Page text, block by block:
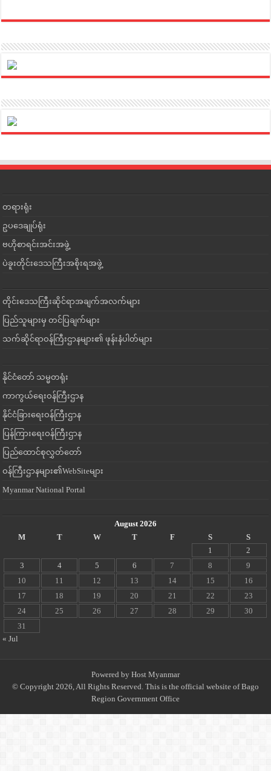
တရားရုံး
ဥပဒေချုပ်ရုံး
ဗဟိုစာရင်းအင်းအဖွဲ့
ပဲခူးတိုင်းဒေသကြီးအစိုးရအဖွဲ့
တိုင်းဒေသကြီးဆိုင်ရာအချက်အလက်များ
ပြည်သူများမှ တင်ပြချက်များ
သက်ဆိုင်ရာဝန်ကြီးဌာနများ၏ ဖုန်းနံပါတ်များ
နိုင်ငံတော် သမ္မတရုံး
ကာကွယ်ရေးဝန်ကြီးဌာန
နိုင်ငံခြားရေးဝန်ကြီးဌာန
ပြန်ကြားရေးဝန်ကြီးဌာန
ပြည်ထောင်စုလွှတ်တော်
ဝန်ကြီးဌာနများ၏WebSiteများ
Myanmar National Portal
August 2026
M
T W T F S
S
1
2
3
4 5 6 7 8
9
10
11 12 13 14 15
16
17
18 19 20 21 22
23
24
25 26 27 28 29
30
31
« Jul
Powered by Host Myanmar
© Copyright 2026, All Rights Reserved. This is the official website of Bago
Region Government Office